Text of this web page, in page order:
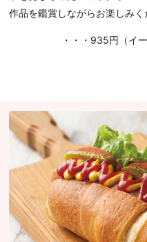
作品を鑑賞しながらお楽しみく
・・・935円（イ